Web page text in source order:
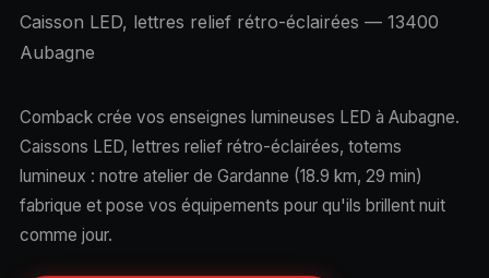
Caisson LED, lettres relief rétro-éclairées — 13400
Aubagne
Comback crée vos enseignes lumineuses LED à Aubagne.
Caissons LED, lettres relief rétro-éclairées, totems
lumineux : notre atelier de Gardanne (18.9 km, 29 min)
fabrique et pose vos équipements pour qu'ils brillent nuit
comme jour.